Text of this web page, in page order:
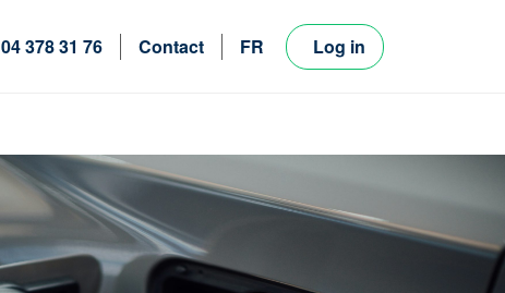
04 378 31 76 Contact
FR
Log in